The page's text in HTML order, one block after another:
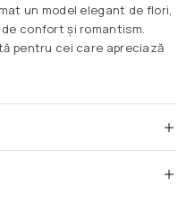
un model elegant de flori,
confort și romantism.
pentru cei care apreciază